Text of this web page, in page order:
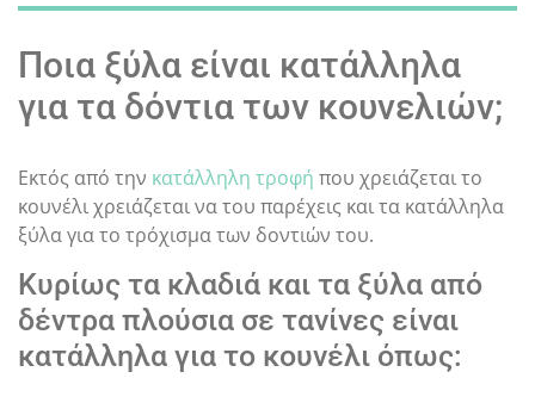
Ποια ξύλα είναι κατάλληλα
για τα δόντια των κουνελιών;
Εκτός από την κατάλληλη τροφή που χρειάζεται το
κουνέλι χρειάζεται να του παρέχεις και τα κατάλληλα
ξύλα για το τρόχισμα των δοντιών του.
Κυρίως τα κλαδιά και τα ξύλα από
δέντρα πλούσια σε τανίνες είναι
κατάλληλα για το κουνέλι όπως: